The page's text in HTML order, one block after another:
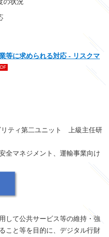
等に求められる対応 - リスクマ
ティ第二ユニット 上級主任研
全マネジメント、運輸事業向け
して公共サービス等の維持・強
こと等を目的に、デジタル行財